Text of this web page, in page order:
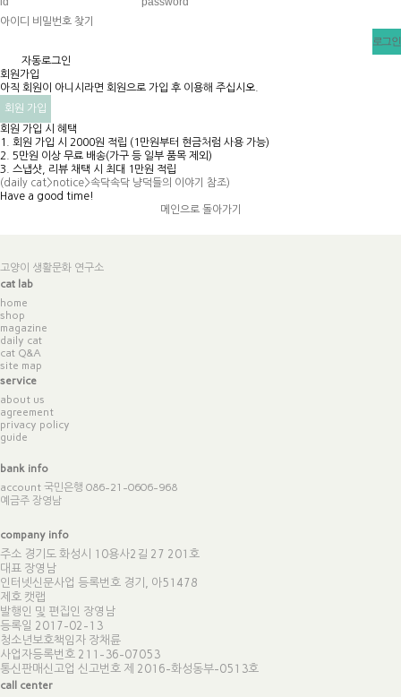
아이디 비밀번호 찾기
자동로그인
회원가입
아직 회원이 아니시라면 회원으로 가입 후 이용해 주십시오.
회원 가입
회원 가입 시 혜택
1. 회원 가입 시 2000원 적립 (1만원부터 현금처럼 사용 가능)
2. 5만원 이상 무료 배송(가구 등 일부 품목 제외)
3. 스냅샷, 리뷰 채택 시 최대 1만원 적립
(daily cat>notice>속닥속닥 냥덕들의 이야기 참조)
Have a good time!​
메인으로 돌아가기
고양이 생활문화 연구소
cat lab
home
shop
magazine
daily cat
cat Q&A
site map
service
about us
agreement
privacy policy
guide
bank info
account 국민은행 086-21-0606-968
예금주 장영남
company info
주소 경기도 화성시 10용사2길 27 201호
대표 장영남
인터넷신문사업 등록번호 경기, 아51478
제호 캣랩
발행인 및 편집인 장영남
등록일 2017-02-13
청소년보호책임자 장채륜
사업자등록번호 211-36-07053
통신판매신고업 신고번호 제 2016-화성동부-0513호
call center